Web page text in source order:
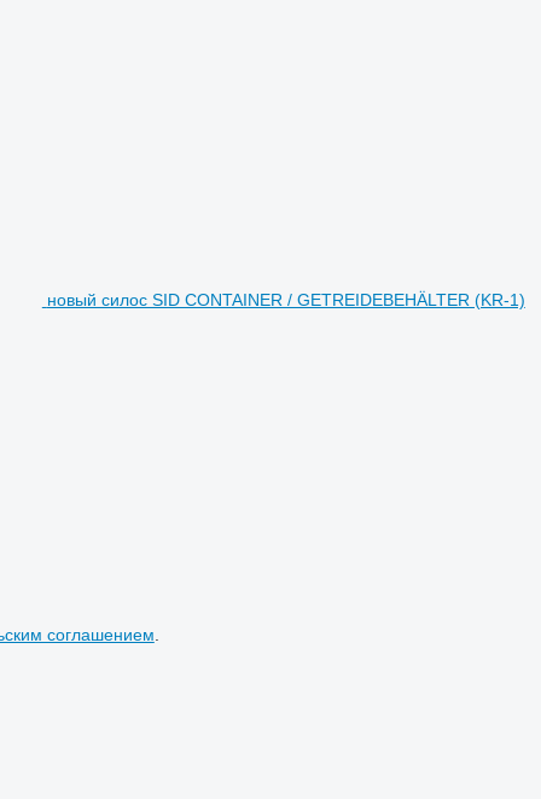
новый силос SID CONTAINER / GETREIDEBEHÄLTER (KR-1)
соглашением